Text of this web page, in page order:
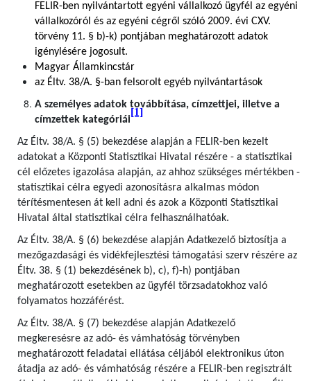
FELIR-ben nyilvántartott egyéni vállalkozó ügyfél az egyéni
vállalkozóról és az egyéni cégről szóló 2009. évi CXV.
törvény 11. § b)-k) pontjában meghatározott adatok
igénylésére jogosult.
Magyar Államkincstár
az Éltv. 38/A. §-ban felsorolt egyéb nyilvántartások
A személyes adatok továbbítása, címzettjei, illetve a
címzettek kategóriái
[1]
Az Éltv. 38/A. § (5) bekezdése alapján a FELIR-ben kezelt
adatokat a Központi Statisztikai Hivatal részére - a statisztikai
cél előzetes igazolása alapján, az ahhoz szükséges mértékben -
statisztikai célra egyedi azonosításra alkalmas módon
térítésmentesen át kell adni és azok a Központi Statisztikai
Hivatal által statisztikai célra felhasználhatóak.
Az Éltv. 38/A. § (6) bekezdése alapján Adatkezelő biztosítja a
mezőgazdasági és vidékfejlesztési támogatási szerv részére az
Éltv. 38. § (1) bekezdésének b), c), f)-h) pontjában
meghatározott esetekben az ügyfél törzsadatokhoz való
folyamatos hozzáférést.
Az Éltv. 38/A. § (7) bekezdése alapján Adatkezelő
megkeresésre az adó- és vámhatóság törvényben
meghatározott feladatai ellátása céljából elektronikus úton
átadja az adó- és vámhatóság részére a FELIR-ben regisztrált